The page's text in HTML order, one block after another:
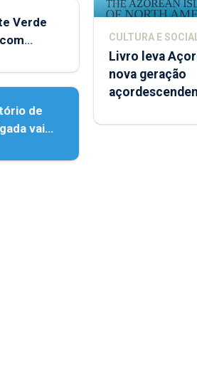
Verde
de
vai
CULTURA E
Livro leva
nova geração